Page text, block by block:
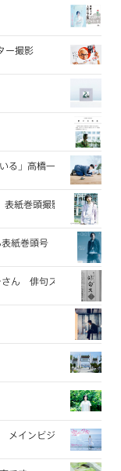
ー撮影
る」高橋一生さん メイ
紙巻頭撮影
紙巻頭号
さん 俳句ス 連載
インビジュアル撮影